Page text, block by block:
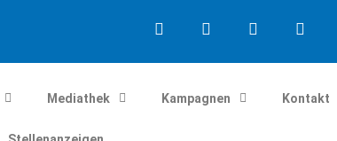
Mediathek Kampagnen Kontakt